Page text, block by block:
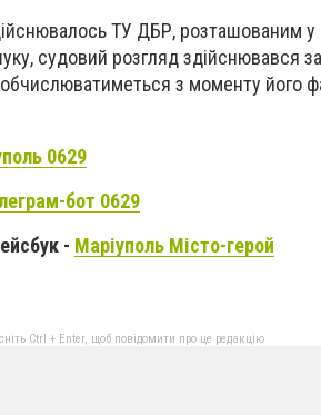
ТУ ДБР, розташованим у
судовий розгляд здійснювався
з моменту його
0629
бот 0629
- Маріуполь Місто-герой
Ctrl + Enter, щоб повідомити про це редакцію